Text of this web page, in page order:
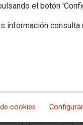
el botón
información consulta
cookies
su
sobre las
todos los
frente a la sede de
de UGT y CCOO, que
abusos y las
éstas, y muy
a todos los niveles.